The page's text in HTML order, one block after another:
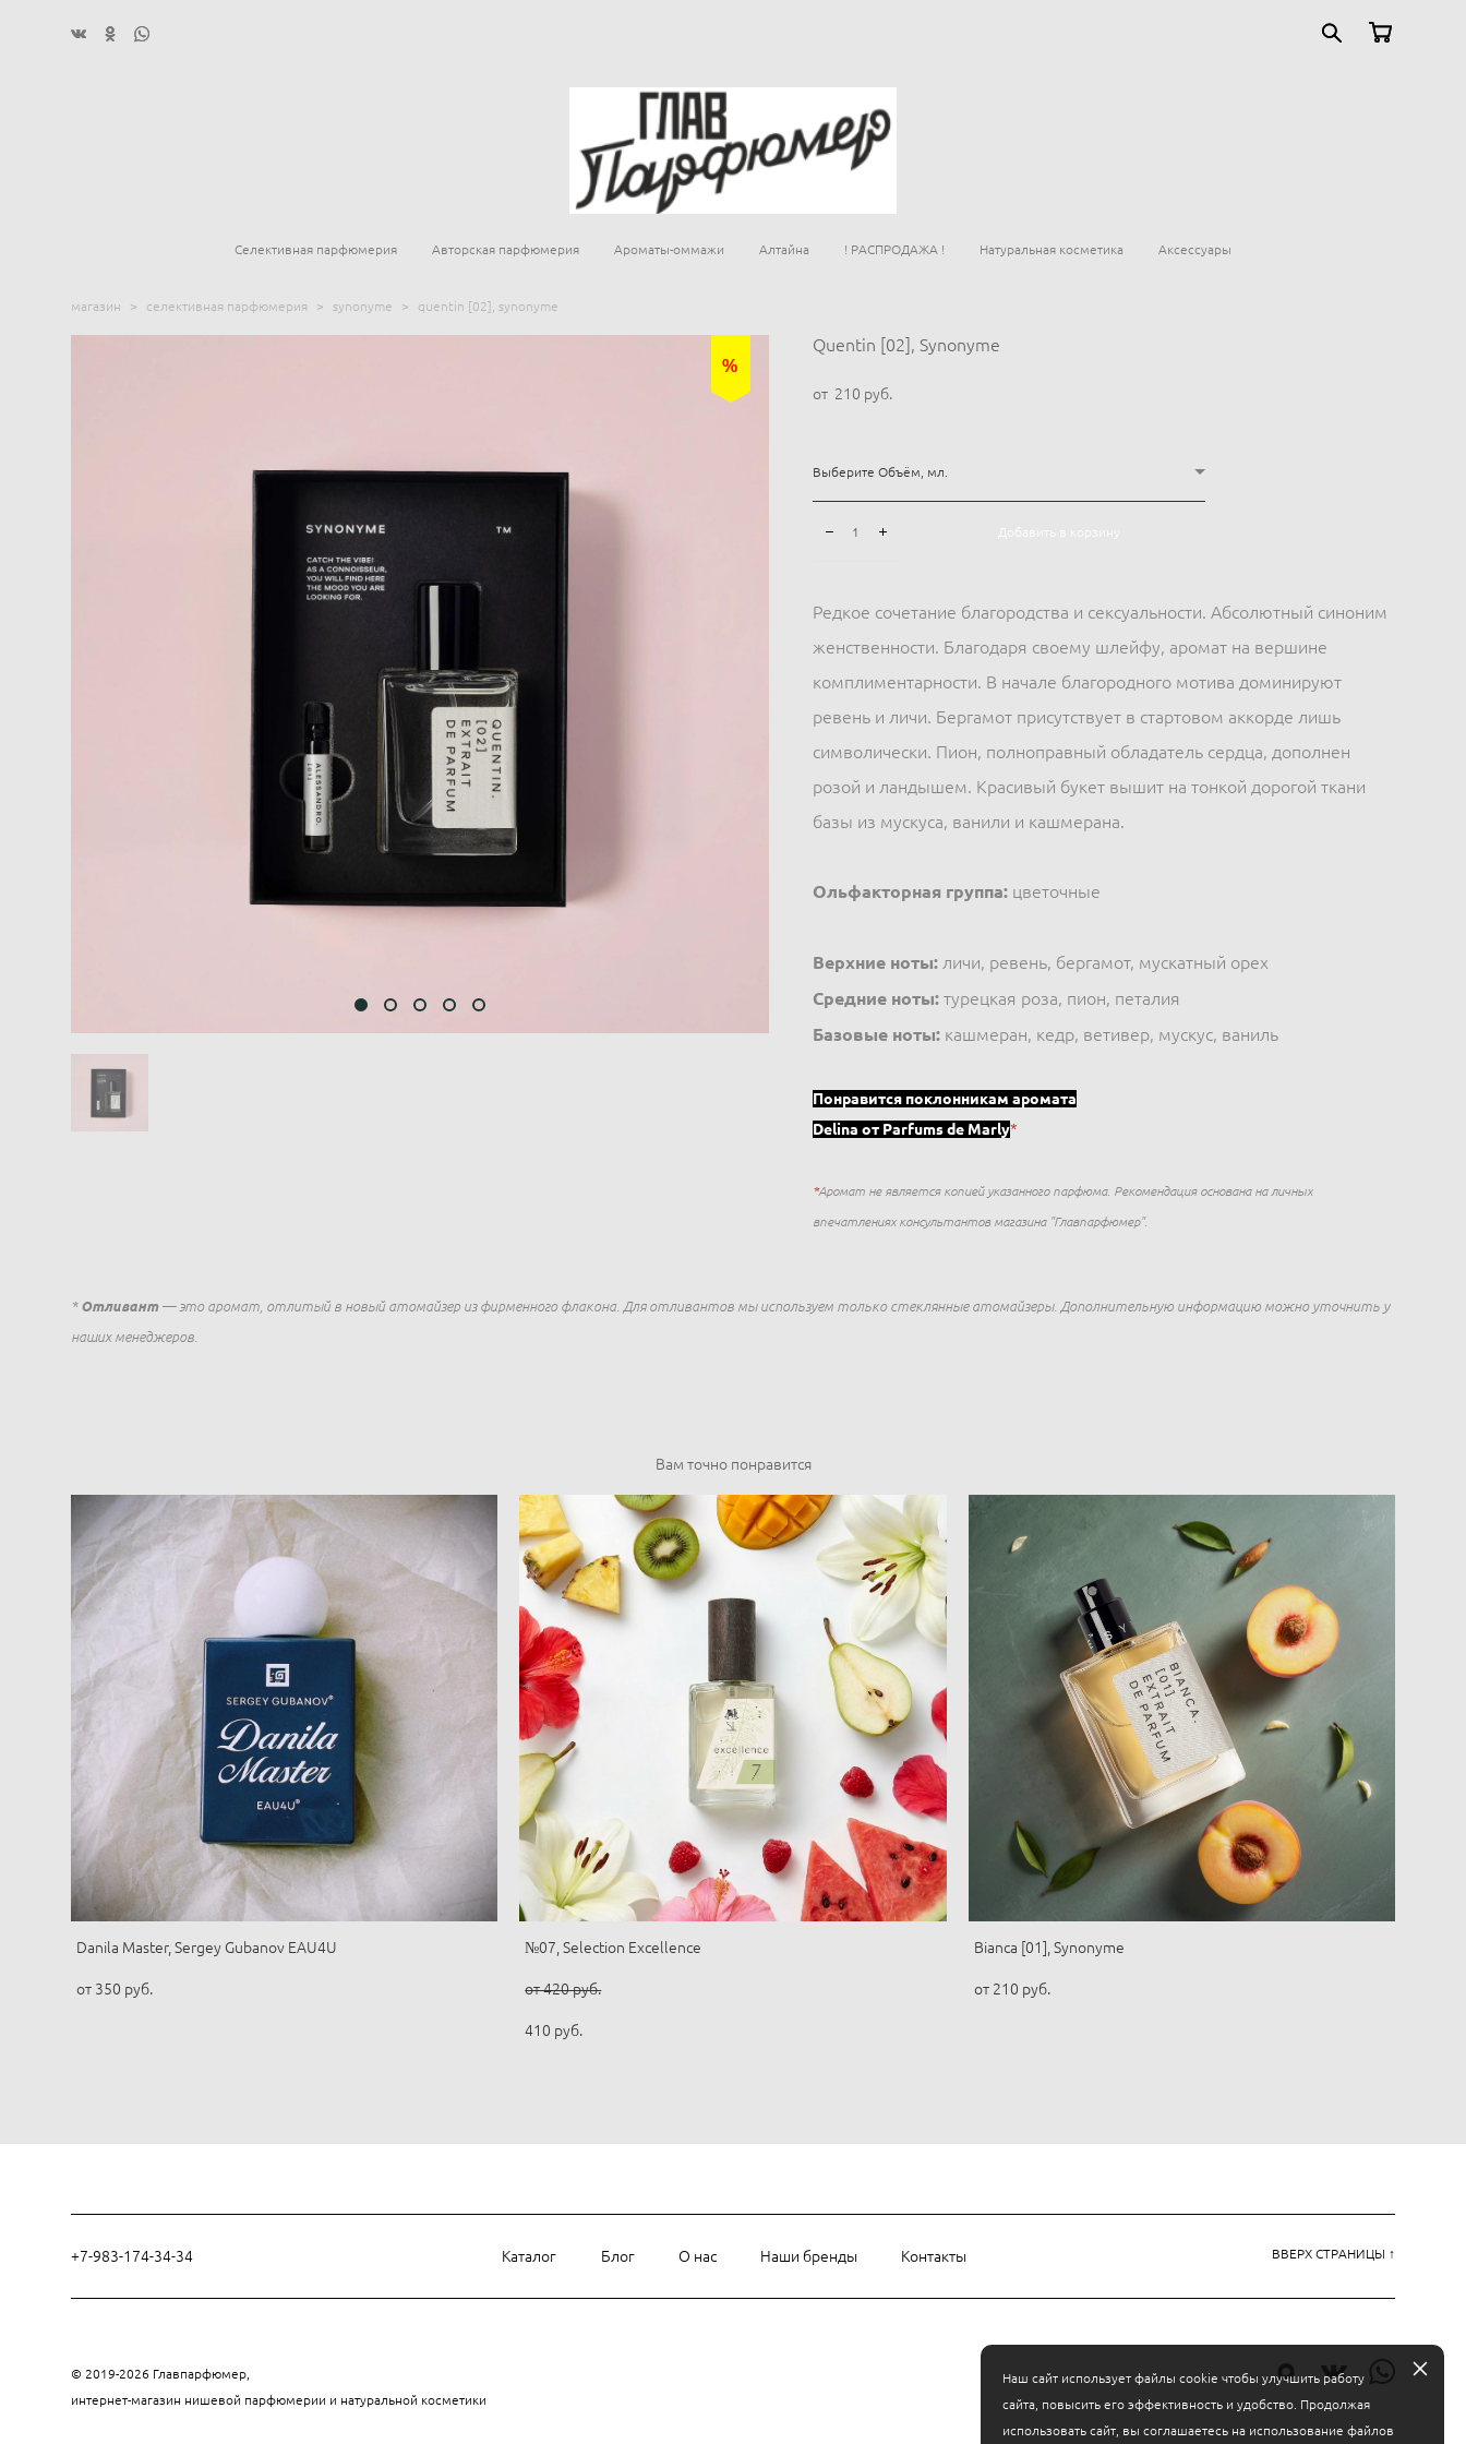
Селективная парфюмерия Авторская парфюмерия Ароматы-оммажи Алтайна ! РАСПРОДАЖА ! Натуральная косметика Аксессуары
магазин > селективная парфюмерия > synonyme > quentin [02], synonyme
%
Quentin [02], Synonyme
от 210 pуб.
Выберите Объём, мл.
Добавить в корзину
Редкое сочетание благородства и сексуальности. Абсолютный синоним
женственности. Благодаря своему шлейфу, аромат на вершине
комплиментарности. В начале благородного мотива доминируют
ревень и личи. Бергамот присутствует в стартовом аккорде лишь
символически. Пион, полноправный обладатель сердца, дополнен
розой и ландышем. Красивый букет вышит на тонкой дорогой ткани
базы из мускуса, ванили и кашмерана.
Ольфакторная группа:цветочные
Верхние ноты:личи, ревень, бергамот, мускатный орех
Средние ноты:турецкая роза, пион, петалия
Базовые ноты:кашмеран, кедр, ветивер, мускус, ваниль
Понравится поклонникам аромата
Delina от Parfums de Marly*
*Аромат не является копией указанного парфюма. Рекомендация основана на личных
впечатлениях консультантов магазина "Главпарфюмер".
*Отливант— это аромат, отлитый в новый атомайзер из фирменного флакона. Для отливантов мы используем только стеклянные атомайзеры. Дополнительную информацию можно уточнить у
наших менеджеров.
Вам точно понравится
Danila Master, Sergey Gubanov EAU4U
от 350 pуб.
№07, Selection Excellence
от 420 pуб.
410 pуб.
Bianca [01], Synonyme
от 210 pуб.
+7-983-174-34-34 Каталог Блог О нас Наши бренды Контакты ВВЕРХ СТРАНИЦЫ ↑
© 2019-2026 Главпарфюмер,
интернет-магазин нишевой парфюмерии и натуральной косметики
Наш сайт использует файлы cookie чтобы улучшить работу
сайта, повысить его эффективность и удобство. Продолжая
использовать сайт, вы соглашаетесь на использование файлов